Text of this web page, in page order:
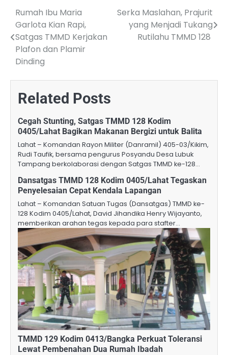
Post
navigation
Rumah Ibu Maria
Garlota Kian Rapi,
Satgas TMMD Kerjakan
Plafon dan Plamir
Dinding
‎Serka Maslahan, Prajurit
yang Menjadi Tukang
Rutilahu TMMD 128 ‎
Related Posts
Cegah Stunting, Satgas TMMD 128 Kodim
0405/Lahat Bagikan Makanan Bergizi untuk Balita
Lahat – Komandan Rayon Militer (Danramil) 405-03/Kikim,
Rudi Taufik, bersama pengurus Posyandu Desa Lubuk
Tampang berkolaborasi dengan Satgas TMMD ke-128…
Dansatgas TMMD 128 Kodim 0405/Lahat Tegaskan
Penyelesaian Cepat Kendala Lapangan
Lahat – Komandan Satuan Tugas (Dansatgas) TMMD ke-
128 Kodim 0405/Lahat, David Jihandika Henry Wijayanto,
memberikan arahan tegas kepada para stafter…
TMMD 129 Kodim 0413/Bangka Perkuat Toleransi
Lewat Pembenahan Dua Rumah Ibadah